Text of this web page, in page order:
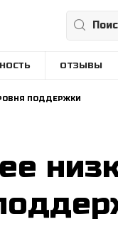
ОТЗЫВЫ
ПОДДЕРЖКИ